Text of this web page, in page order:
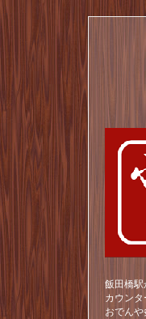
飯田橋
カウン
おでん